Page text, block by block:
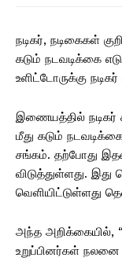
நடிகர், நடிகைகள்
கடும் நடவடிக்கை
உளிட்டோருக்கு
இணையத்தில் நடிகர்
மீது கடும்
சங்கம். தற்போது
விடுத்துள்ளது.
வெளியிட்டுள்ளது
அந்த அறிக்கையில்,
உறுப்பினர்கள் நலனை